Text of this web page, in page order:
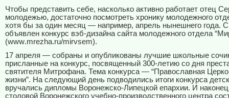
Чтобы представить себе, насколько активно работает отец
молодежью, достаточно посмотреть хронику молодежного
хотя бы за один месяц — например, апрель нынешнего года.
объявлен конкурс вэб-дизайна сайта молодежного отдела
(www.mrezha.ru/mirvsem).
17 апреля — собраны и опубликованы лучшие школьные
присланные на конкурс, посвященный 300-летию со дня
cвятителя Митрофана. Тема конкурса — “Православная
жизни”. На следующий день подводились итоги конкурса
вручались дипломы Воронежско-Липецкой епархии. И
столовой Воронежского учебно-производственного центра